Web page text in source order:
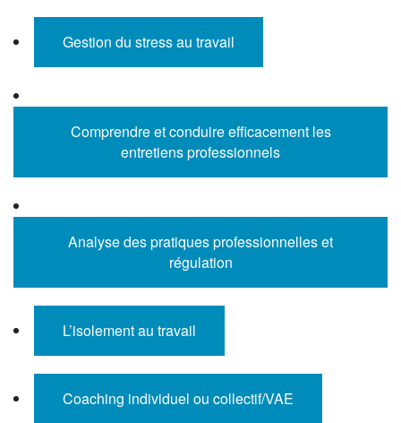
Gestion du stress au travail
Comprendre et conduire efficacement les
entretiens professionnels
Analyse des pratiques professionnelles et
régulation
L’isolement au travail
Coaching individuel ou collectif/VAE